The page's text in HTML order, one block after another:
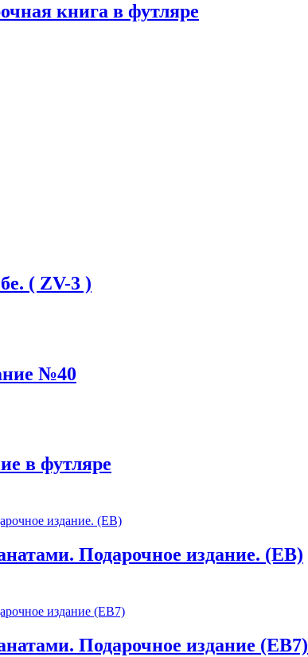
книга в футляре
( ZV-3 )
№40
в футляре
Подарочное издание. (EB)
Подарочное издание (EB7)